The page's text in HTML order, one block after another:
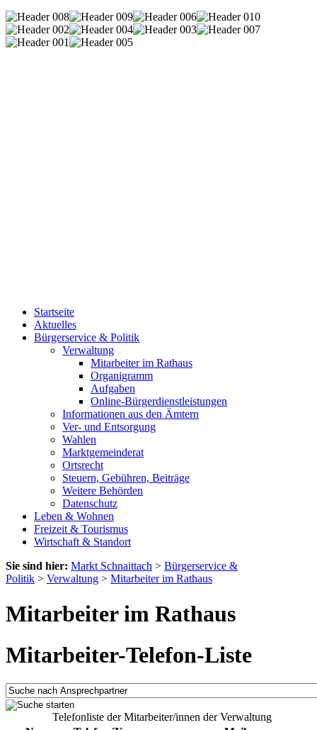
Startseite
Aktuelles
Bürgerservice & Politik
Verwaltung
Mitarbeiter im Rathaus
Organigramm
Aufgaben
Online-Bürgerdienstleistungen
Informationen aus den Ämtern
Ver- und Entsorgung
Wahlen
Marktgemeinderat
Ortsrecht
Steuern, Gebühren, Beiträge
Weitere Behörden
Datenschutz
Leben & Wohnen
Freizeit & Tourismus
Wirtschaft & Standort
Sie sind hier: Markt Schnaittach > Bürgerservice &
Politik > Verwaltung > Mitarbeiter im Rathaus
Mitarbeiter im Rathaus
Mitarbeiter-Telefon-Liste
Telefonliste der Mitarbeiter/innen der Verwaltung